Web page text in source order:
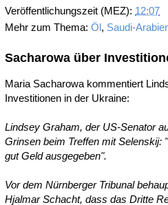
Veröffentlichungszeit (MEZ): 12:07
Mehr zum Thema: Öl, Saudi-
Sacharowa über
Maria Sacharowa kommentiert
Investitionen in der Ukraine:
Lindsey Graham, der US-Senator
Grinsen beim Treffen mit Selenskij:
gut Geld ausgegeben".
Vor dem Nürnberger Tribunal
Hjalmar Schacht, dass das Dritte